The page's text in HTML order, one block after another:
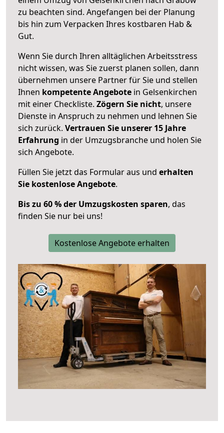
zu beachten sind. Angefangen bei der Planung
bis hin zum Verpacken Ihres kostbaren Hab &
Gut.
Wenn Sie durch Ihren alltäglichen Arbeitsstress
nicht wissen, was Sie zuerst planen sollen, dann
übernehmen unsere Partner für Sie und stellen
Ihnen kompetente Angebote in Gelsenkirchen
mit einer Checkliste. Zögern Sie nicht, unsere
Dienste in Anspruch zu nehmen und lehnen Sie
sich zurück. Vertrauen Sie unserer 15 Jahre
Erfahrung in der Umzugsbranche und holen Sie
sich Angebote.
Füllen Sie jetzt das Formular aus und erhalten
Sie kostenlose Angebote.
Bis zu 60 % der Umzugskosten sparen, das
finden Sie nur bei uns!
Kostenlose Angebote erhalten